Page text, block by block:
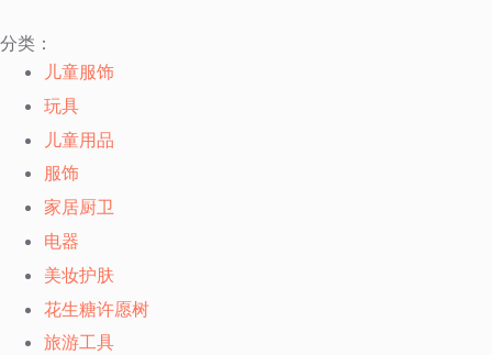
过
内
容
分类：
儿童服饰
玩具
儿童用品
服饰
家居厨卫
电器
美妆护肤
花生糖许愿树
旅游工具